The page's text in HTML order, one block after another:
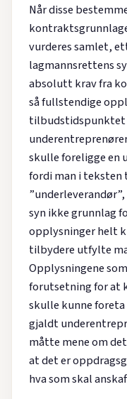
Når disse
vurderes samlet,
lagmannsrettens
absolutt krav fra
så fullstendige
tilbudstidspunktet
skulle foreligge en
fordi man i
syn ikke grunnlag
opplysninger helt
tilbydere utfylte
Opplysningene
forutsetning for at
skulle kunne
gjaldt
måtte mene om
at det er
hva som skal